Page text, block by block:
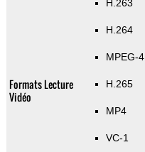
Formats Lecture
Vidéo
H.263
H.264
MPEG-4
H.265
MP4
VC-1